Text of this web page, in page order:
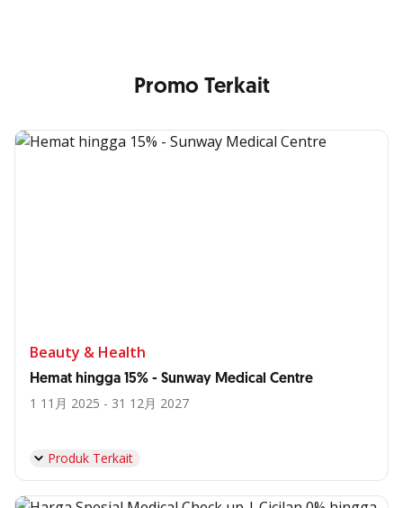
Promo Terkait
Beauty & Health
Hemat hingga 15% - Sunway Medical Centre
1 11月 2025 - 31 12月 2027
Produk Terkait